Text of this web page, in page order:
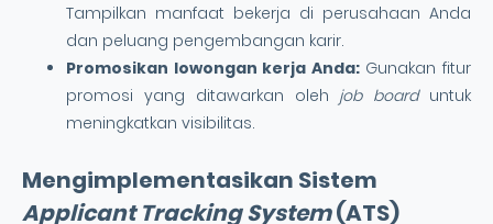
Tampilkan manfaat bekerja di perusahaan Anda
dan peluang pengembangan karir.
Promosikan lowongan kerja Anda:Gunakan fitur
promosi yang ditawarkan oleh job boarduntuk
meningkatkan visibilitas.
Mengimplementasikan Sistem
Applicant Tracking System(ATS)